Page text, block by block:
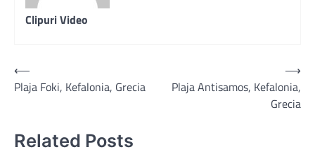
Clipuri Video
Post
navigation
⟵
Plaja Foki, Kefalonia, Grecia
Plaja Antisamos, Kefalonia,
Grecia
⟶
Related Posts